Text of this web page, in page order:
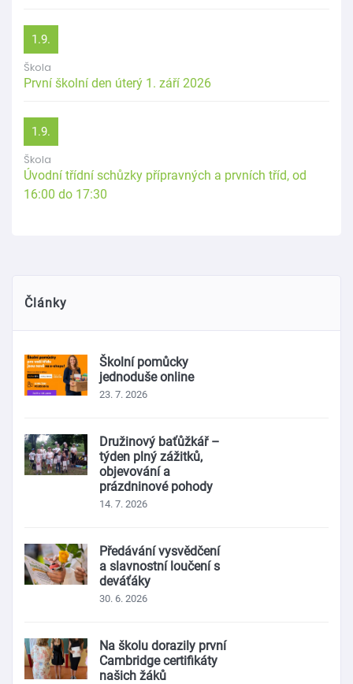
1.9.
Škola
První školní den úterý 1. září 2026
1.9.
Škola
Úvodní třídní schůzky přípravných a prvních tříd, od
16:00 do 17:30
Články
Školní pomůcky
jednoduše online
23. 7. 2026
Družinový baťůžkář –
týden plný zážitků,
objevování a
prázdninové pohody
14. 7. 2026
Předávání vysvědčení
a slavnostní loučení s
deváťáky
30. 6. 2026
Na školu dorazily první
Cambridge certifikáty
našich žáků